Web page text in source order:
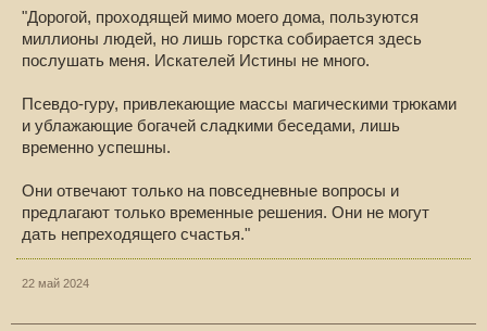
"Дорогой, проходящей мимо моего дома, пользуются
миллионы людей, но лишь горстка собирается здесь
послушать меня. Искателей Истины не много.
Псевдо-гуру, привлекающие массы магическими трюками
и ублажающие богачей сладкими беседами, лишь
временно успешны.
Они отвечают только на повседневные вопросы и
предлагают только временные решения. Они не могут
дать непреходящего счастья."
22 май 2024